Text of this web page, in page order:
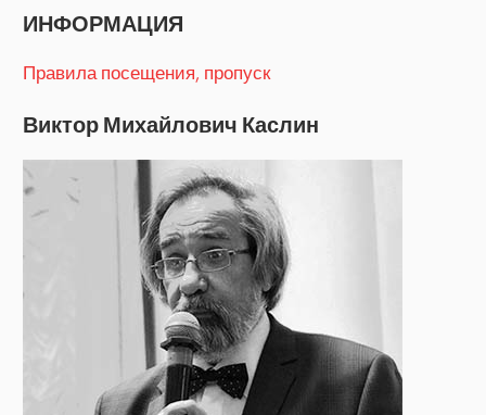
ИНФОРМАЦИЯ
Правила посещения, пропуск
Виктор Михайлович Каслин